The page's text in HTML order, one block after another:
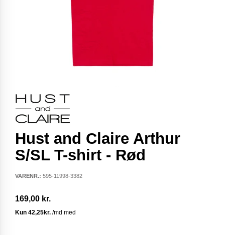
Hust and Claire Arthur
S/SL T-shirt - Rød
VARENR.: 595-11998-3382
169,00 kr.